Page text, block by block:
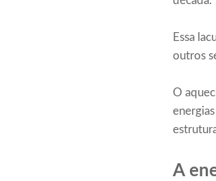
Essa
outros
O
A